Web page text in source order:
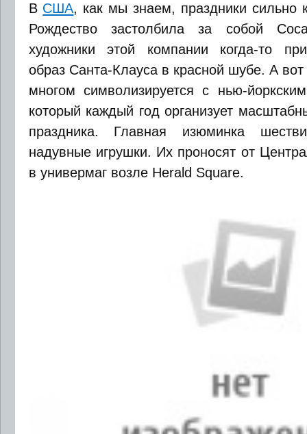
В США, как мы знаем, праздники сильно
Рождество застолбила за собой
художники этой компании когда-то
образ Санта-Клауса в красной шубе. А
многом символизируется с нью-
который каждый год организует
праздника. Главная изюминка
надувные игрушки. Их проносят от
в универмаг возле Herald Square.